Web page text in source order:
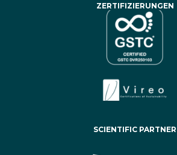
ZERTIFIZIERUNGEN
SCIENTIFIC PARTNER